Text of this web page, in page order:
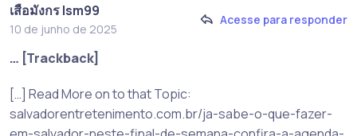
เสือมังกร lsm99
10 de junho de 2025
Acesse para responder
… [Trackback]
[…] Read More on to that Topic:
salvadorentretenimento.com.br/ja-sabe-o-que-fazer-